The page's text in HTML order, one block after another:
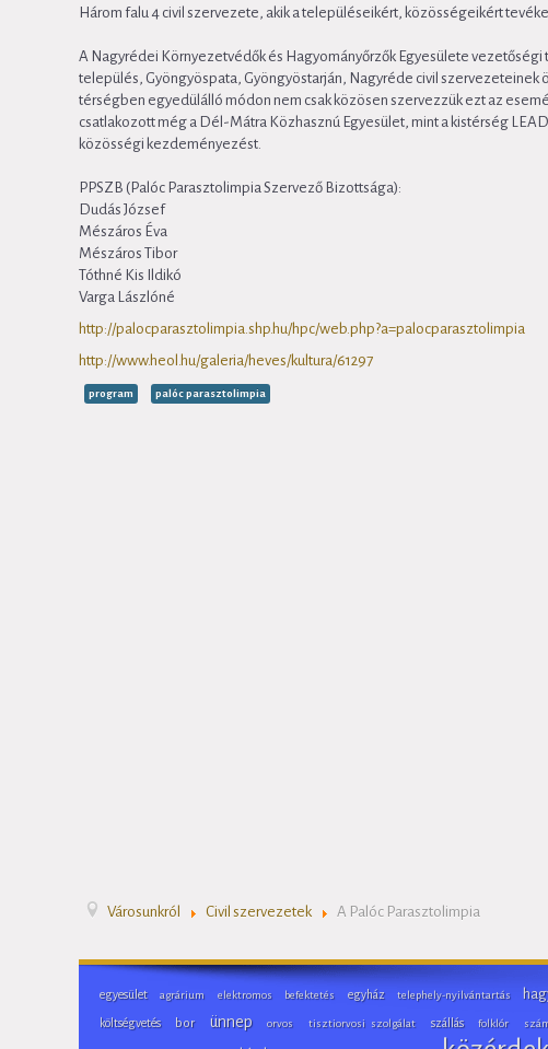
Három falu 4 civil szervezete, akik a településeikért, közösségeikért
A Nagyrédei Környezetvédők és Hagyományőrzők Egyesülete
település, Gyöngyöspata, Gyöngyöstarján, Nagyréde civil szervezeteinek
térségben egyedülálló módon nem csak közösen szervezzük ezt az
csatlakozott még a Dél-Mátra Közhasznú Egyesület, mint a kistérség
közösségi kezdeményezést.
PPSZB (Palóc Parasztolimpia Szervező Bizottsága):
Dudás József
Mészáros Éva
Mészáros Tibor
Tóthné Kis Ildikó
Varga Lászlóné
http://palocparasztolimpia.shp.hu/hpc/web.php?a=palocparasztolimpia
http://www.heol.hu/galeria/heves/kultura/61297
program palóc parasztolimpia
Városunkról Civil szervezetek A Palóc Parasztolimpia
egyesület agrárium elektromos befektetés egyház telephely-nyilvántartás
költségvetés bor ünnep orvos tisztiorvosi szolgálat szállás folklór